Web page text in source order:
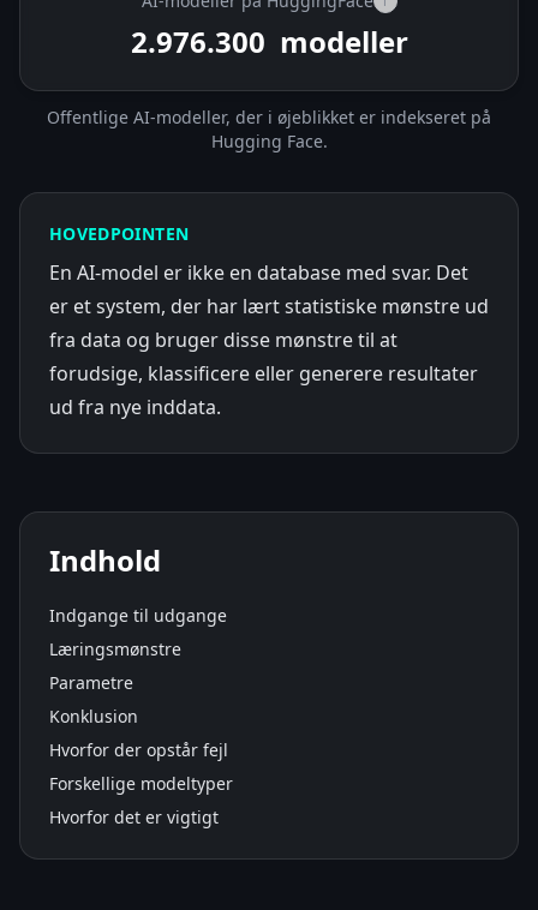
2.976.300 modeller
Offentlige AI-modeller, der i øjeblikket er indekseret på
Hugging Face.
HOVEDPOINTEN
En AI-model er ikke en database med svar. Det
er et system, der har lært statistiske mønstre ud
fra data og bruger disse mønstre til at
forudsige, klassificere eller generere resultater
ud fra nye inddata.
Indhold
Indgange til udgange
Læringsmønstre
Parametre
Konklusion
Hvorfor der opstår fejl
Forskellige modeltyper
Hvorfor det er vigtigt